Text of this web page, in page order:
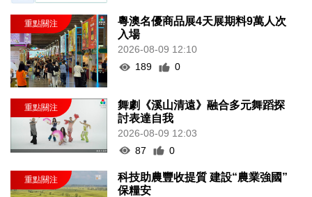
粵澳名優商品展4天展期料9萬人次
入場
2026-08-09 12:10
189
0
舞劇《溪山清遠》融合多元舞蹈探
討表達自我
2026-08-09 12:03
87
0
科技助農豐收提質 建設“農業強國”
保糧安